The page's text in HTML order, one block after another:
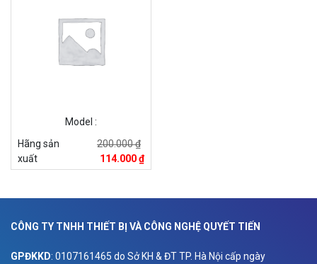
Model :
Hãng sản
xuất
200.000 ₫
114.000 ₫
CÔNG TY TNHH THIẾT BỊ VÀ CÔNG NGHỆ QUYẾT TIẾN
GPĐKKD: 0107161465 do Sở KH & ĐT TP. Hà Nội cấp ngày